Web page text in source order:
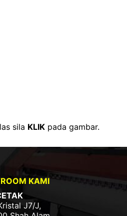
sila KLIKpada gambar.
KAMI
J7/J,